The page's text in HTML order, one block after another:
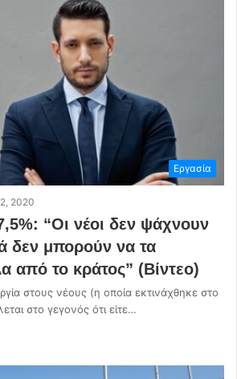
Εργασία
2020
“Οι νέοι δεν ψάχνουν
δεν μπορούν να τα
από το κράτος” (Βίντεο)
στους νέους (η οποία εκτινάχθηκε στο
στο γεγονός ότι είτε…